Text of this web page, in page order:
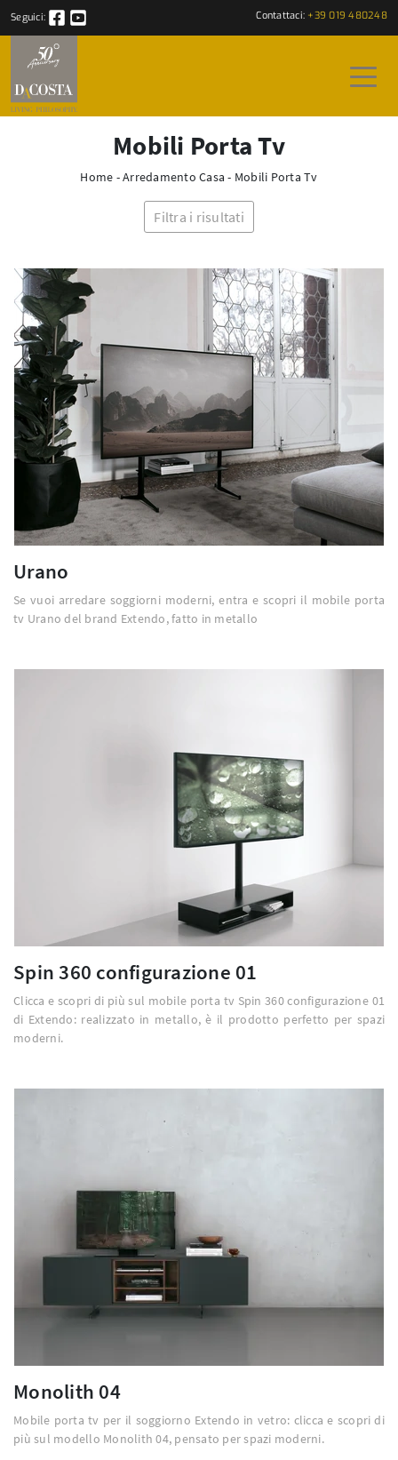
Seguici: Contattaci: +39 019 480248
Mobili Porta Tv
Home -Arredamento Casa - Mobili Porta Tv
Filtra i risultati
Urano
Se vuoi arredare soggiorni moderni, entra e scopri il mobile porta
tv Urano del brand Extendo, fatto in metallo
Spin 360 configurazione 01
Clicca e scopri di più sul mobile porta tv Spin 360 configurazione 01
di Extendo: realizzato in metallo, è il prodotto perfetto per spazi
moderni.
Monolith 04
Mobile porta tv per il soggiorno Extendo in vetro: clicca e scopri di
più sul modello Monolith 04, pensato per spazi moderni.